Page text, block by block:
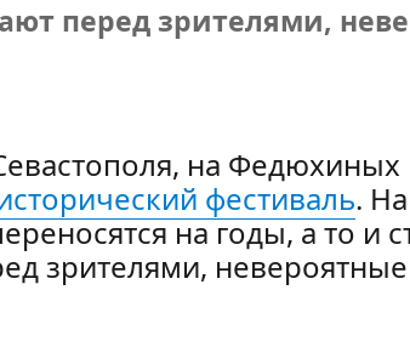
перед зрителями,
на Федюхиных
фестиваль.
на годы, а то и
зрителями,